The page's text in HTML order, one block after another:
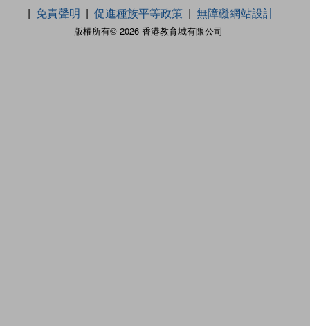
版權所有© 2026 香港教育城有限公司
免責聲明
促進種族平等政策 無障礙網站設計